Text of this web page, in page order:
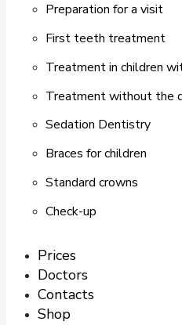
Preparation for a visit
First teeth treatment
Treatment in children
Treatment without the
Sedation Dentistry
Braces for children
Standard crowns
Check-up
Prices
Doctors
Contacts
Shop